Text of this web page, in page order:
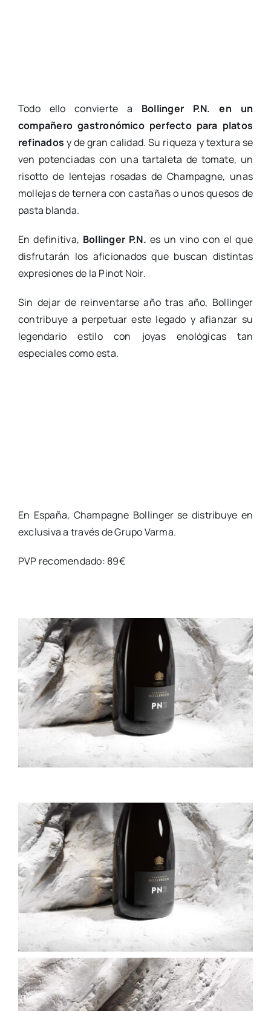
Todo ello convierte a Bollinger P.N. en un
compañero gastronómico perfecto para platos
refinados y de gran calidad. Su riqueza y textura se
ven potenciadas con una tartaleta de tomate, un
risotto de lentejas rosadas de Champagne, unas
mollejas de ternera con castañas o unos quesos de
pasta blanda.
En definitiva, Bollinger P.N. es un vino con el que
disfrutarán los aficionados que buscan distintas
expresiones de la Pinot Noir.
Sin dejar de reinventarse año tras año, Bollinger
contribuye a perpetuar este legado y afianzar su
legendario estilo con joyas enológicas tan
especiales como esta.
En España, Champagne Bollinger se distribuye en
exclusiva a través de Grupo Varma.
PVP recomendado: 89€